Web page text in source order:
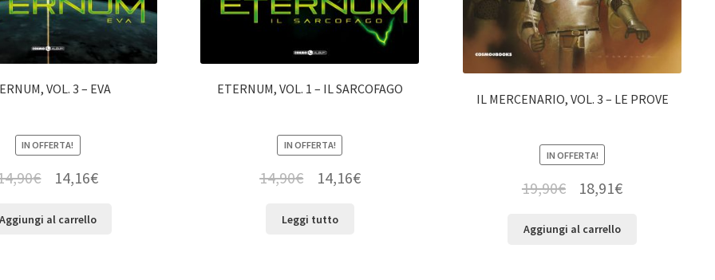
VOL. 3 – EVA
IN OFFERTA!
€ 14,16€
al carrello
ETERNUM, VOL. 1 – IL SARCOFAGO
IN OFFERTA!
14,90€ 14,16€
Leggi tutto
IL MERCENARIO, VOL. 3 – LE PROVE
IN OFFERTA!
19,90€ 18,91€
Aggiungi al carrello